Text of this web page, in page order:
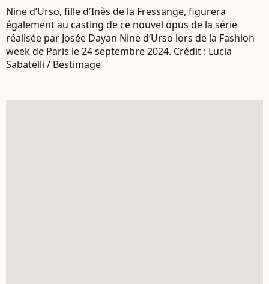
Nine d’Urso, fille d'Inès de la Fressange, figurera
également au casting de ce nouvel opus de la série
réalisée par Josée Dayan Nine d’Urso lors de la Fashion
week de Paris le 24 septembre 2024. Crédit : Lucia
Sabatelli / Bestimage